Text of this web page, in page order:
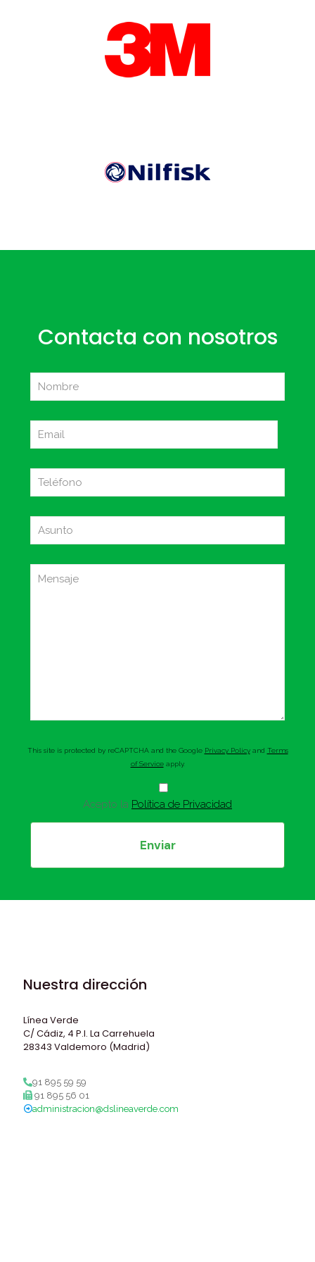
Contacta con nosotros
This site is protected by reCAPTCHA and the Google Privacy Policyand Terms
of Serviceapply.
Acepto la Política de Privacidad
Nuestra dirección
Línea Verde
C/ Cádiz, 4 P.I. La Carrehuela
28343 Valdemoro (Madrid)
91 895 59 59
91 895 56 01
administracion@dslineaverde.com